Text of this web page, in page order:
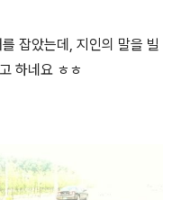
잡았는데, 지인의 말을 빌
하네요 ㅎㅎ